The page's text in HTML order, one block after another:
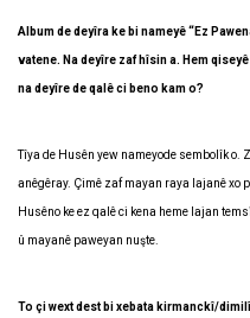
Album de deyîra ke bi nameyê “Ez
vatene. Na deyîre zaf hîsin a. Hem
na deyîre de qalê ci beno kam o?
Tîya de Husên yew nameyode sembolîk o.
anêgêray. Çimê zaf mayan raya lajanê xo
Husêno ke ez qalê ci kena heme lajan
û mayanê paweyan nuşte.
To çi wext dest bi xebata kirmanckî/